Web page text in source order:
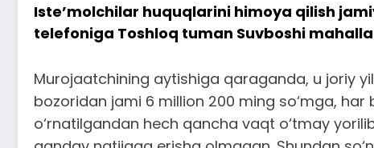
Iste’molchilar huquqlarini himoya qilish
telefoniga Toshloq tuman Suvboshi
Murojaatchining aytishiga qaraganda, u joriy
bozoridan jami 6 million 200 ming so‘mga,
o‘rnatilgandan hech qancha vaqt o‘tmay